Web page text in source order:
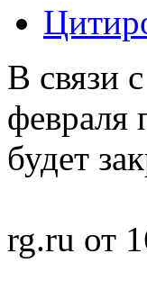
В связи
февраля
будет
rg.ru от